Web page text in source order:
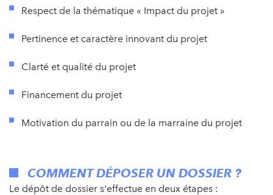
Respect de la thématique « Impact du projet »
Pertinence et caractère innovant du projet
Clarté et qualité du projet
Financement du projet
Motivation du parrain ou de la marraine du projet
COMMENT DÉPOSER UN DOSSIER ?
Le dépôt de dossier s'effectue en deux étapes :